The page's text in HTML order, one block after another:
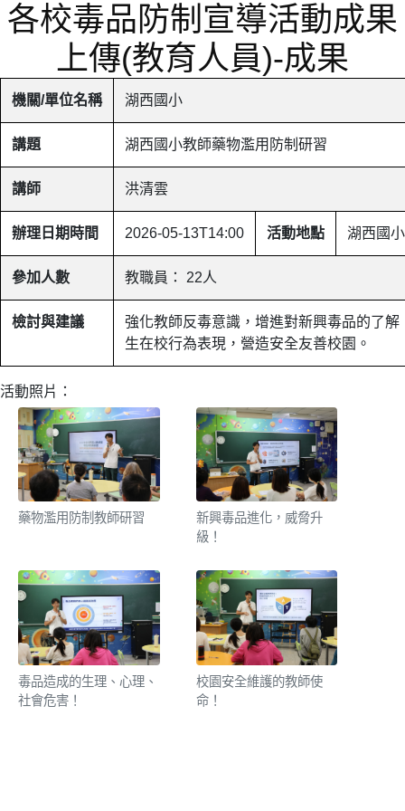
各校毒品防制宣導活動成果
上傳(教育人員)-成果
機關/單位名稱 湖西國小
講題 湖西國小教師藥物濫用防制研習
講師 洪清雲
辦理日期時間 2026-05-13T14:00 活動地點 湖西國
參加人數 教職員： 22人
檢討與建議
強化教師反毒意識，增進對新興毒品的了解
生在校行為表現，營造安全友善校園。
活動照片：
藥物濫用防制教師研習
新興毒品進化，威脅升
級！
毒品造成的生理、心理、
社會危害！
校園安全維護的教師使
命！